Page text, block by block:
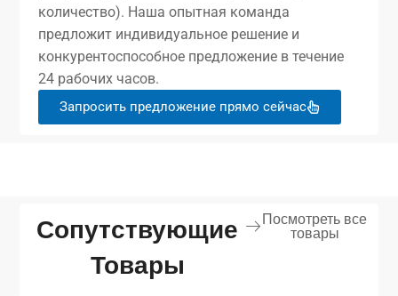
количество). Наша опытная команда
предложит индивидуальное решение и
конкурентоспособное предложение в течение
24 рабочих часов.
Запросить предложение прямо сейчас
Сопутствующие
Товары
Посмотреть все
товары